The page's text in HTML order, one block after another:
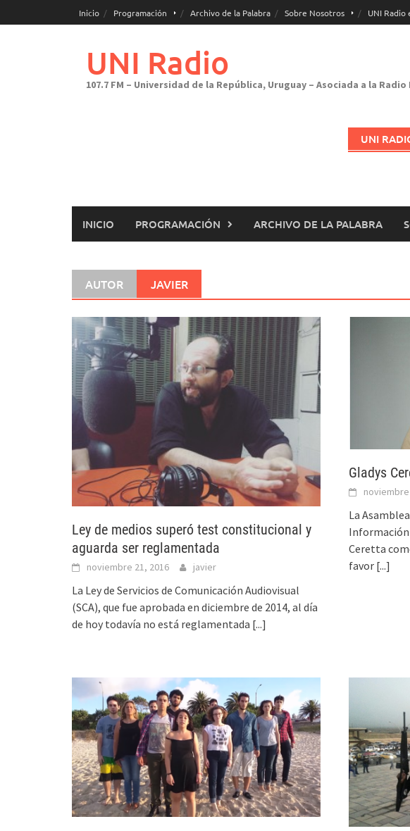
al
Inicio Programación Archivo de la Palabra Sobre Nosotros UNI Radio
UNI Radio
107.7 FM – Universidad de la República, Uruguay – Asociada a la
UNI
INICIO PROGRAMACIÓN ARCHIVO DE LA PALABRA
AUTOR JAVIER
Ley de medios superó test constitucional y
aguarda ser reglamentada
noviembre 21, 2016 javier
La Ley de Servicios de Comunicación Audiovisual
(SCA), que fue aprobada en diciembre de 2014, al día
de hoy todavía no está reglamentada [...]
Gladys
La
Información
Ceretta
favor [...]